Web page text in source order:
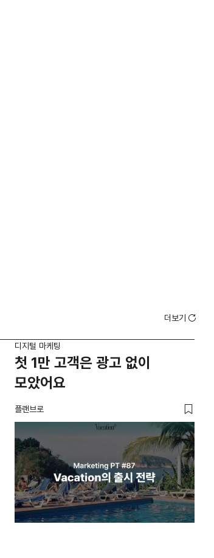
더보기
디지털 마케팅
첫 1만 고객은 광고 없이
모았어요
플랜브로